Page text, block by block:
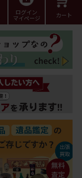
ログイン
マイページ カート